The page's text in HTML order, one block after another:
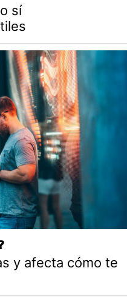
sí
y afecta cómo te